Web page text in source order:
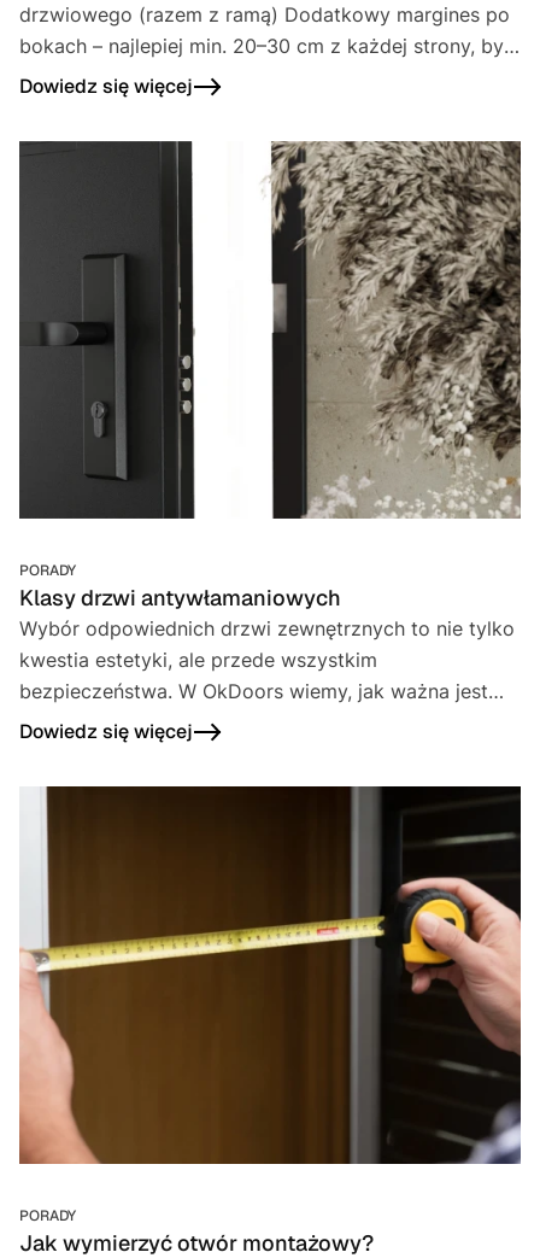
drzwiowego (razem z ramą) Dodatkowy margines po
bokach – najlepiej min. 20–30 cm z każdej strony, by
zadaszenie rzeczywiście chroniło całą przestrzeń
Dowiedz się więcej
PORADY
Klasy drzwi antywłamaniowych
Wybór odpowiednich drzwi zewnętrznych to nie tylko
kwestia estetyki, ale przede wszystkim
bezpieczeństwa. W OkDoors wiemy, jak ważna jest
ochrona domu i jego mieszkańców, dlatego oferujemy
Dowiedz się więcej
PORADY
Jak wymierzyć otwór montażowy?